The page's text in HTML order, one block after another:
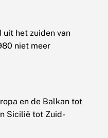
uit het zuiden van
niet meer
en de Balkan tot
Sicilië tot Zuid-